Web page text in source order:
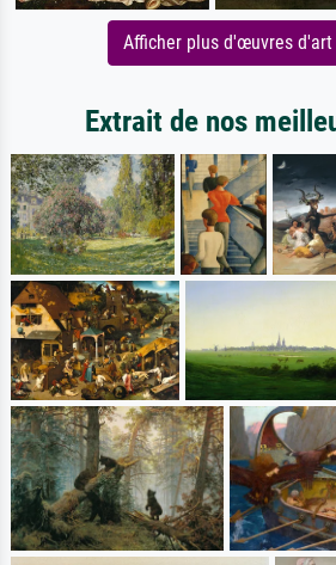
Afficher plus d'œuvres
Extrait de nos